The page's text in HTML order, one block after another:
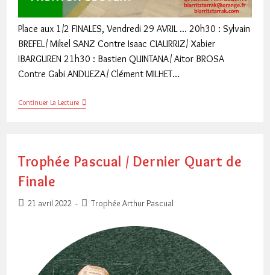
Place aux 1/2 FINALES, Vendredi 29 AVRIL ... 20h30 : Sylvain
BREFEL/ Mikel SANZ Contre Isaac CIAURRIZ/ Xabier
IBARGUREN 21h30 : Bastien QUINTANA/ Aitor BROSA
Contre Gabi ANDUEZA/ Clément MILHET…
Continuer La LectureTrophée
A.
Trophée Pascual / Dernier Quart de
Finale
Publication
21 avril 2022
PostTrophée Arthur Pascual